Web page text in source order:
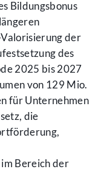
Bildungsbonus
der
des
2025 bis 2027
von 129 Mio.
für Unternehmen
die
Bereich der